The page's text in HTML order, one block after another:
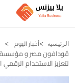
الرئيسيه أخبار اليوم
ڤودافون مصر و مؤسسة
لتعزيز الاستخدام